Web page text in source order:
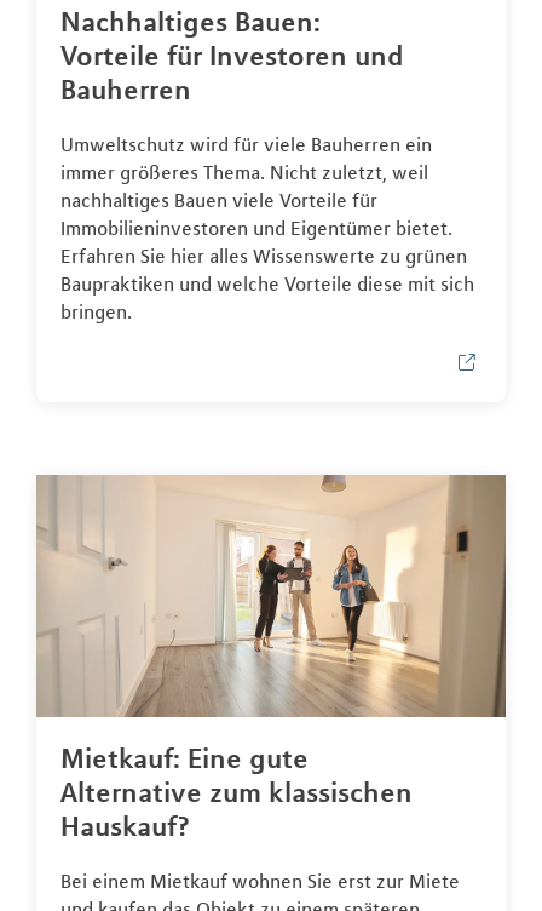
Nachhaltiges Bauen:
Vorteile für Investoren und
Bauherren
Umweltschutz wird für viele Bauherren ein
immer größeres Thema. Nicht zuletzt, weil
nachhaltiges Bauen viele Vorteile für
Immobilieninvestoren und Eigentümer bietet.
Erfahren Sie hier alles Wissenswerte zu grünen
Baupraktiken und welche Vorteile diese mit sich
bringen.
Mietkauf: Eine gute
Alternative zum klassischen
Hauskauf?
Bei einem Mietkauf wohnen Sie erst zur Miete